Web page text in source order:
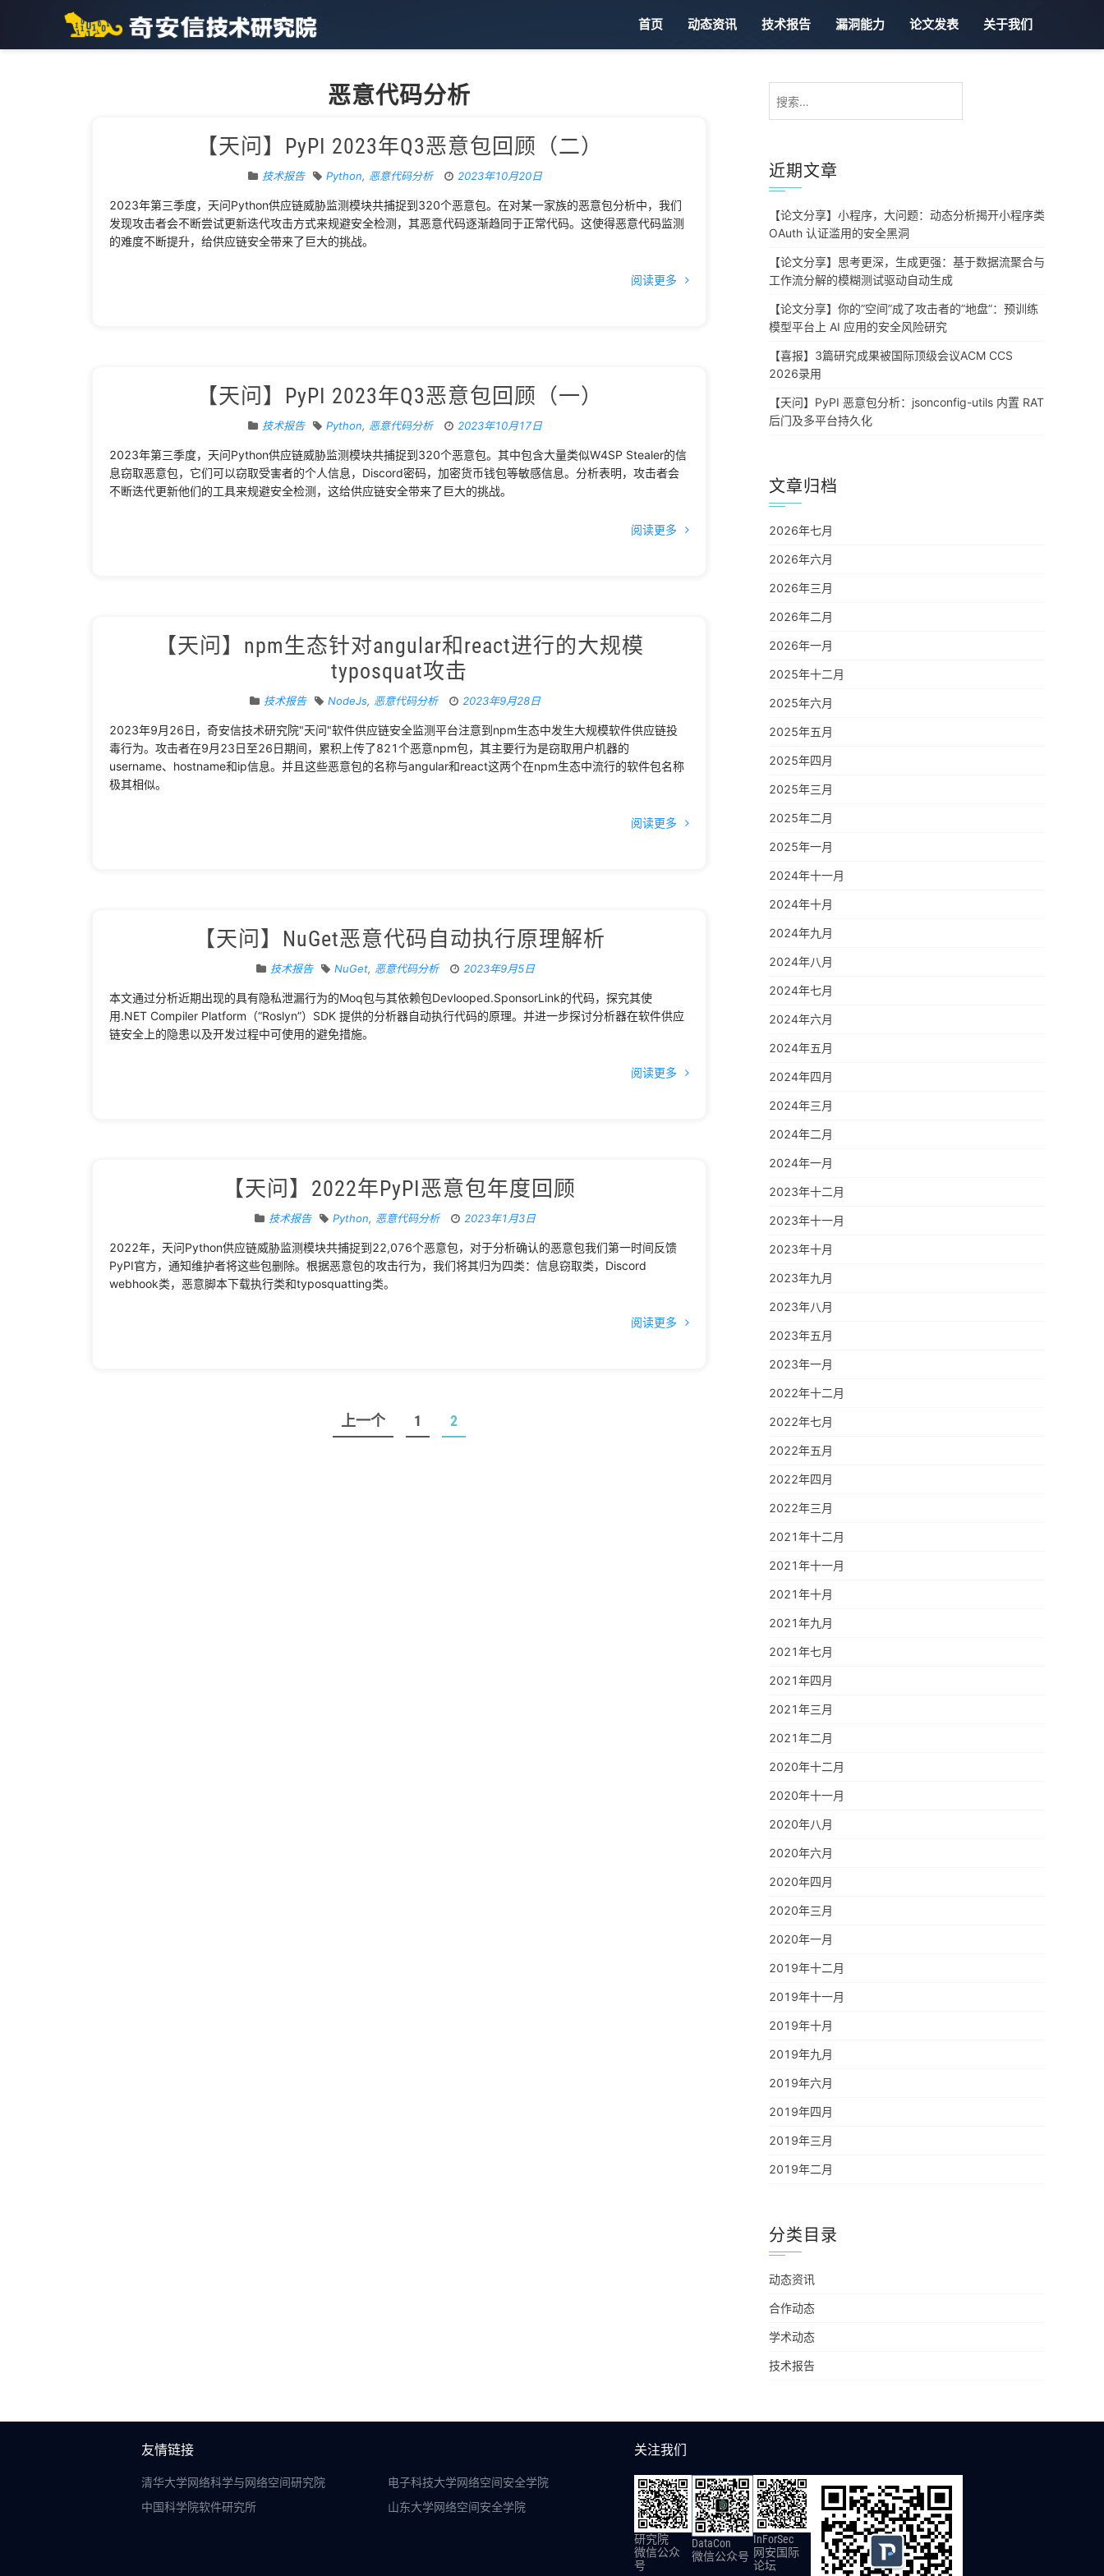
首页 动态资讯 技术报告 漏洞能力 论文发表 关于我们
恶意代码分析
【天问】PyPI 2023年Q3恶意包回顾（二）
技术报告 Python, 恶意代码分析 2023年10月20日
2023年第三季度，天问Python供应链威胁监测模块共捕捉到320个恶意包。在对某一家族的恶意包分析中，我们
发现攻击者会不断尝试更新迭代攻击方式来规避安全检测，其恶意代码逐渐趋同于正常代码。这使得恶意代码监测
的难度不断提升，给供应链安全带来了巨大的挑战。
阅读更多
【天问】PyPI 2023年Q3恶意包回顾（一）
技术报告 Python, 恶意代码分析 2023年10月17日
2023年第三季度，天问Python供应链威胁监测模块共捕捉到320个恶意包。其中包含大量类似W4SP Stealer的信
息窃取恶意包，它们可以窃取受害者的个人信息，Discord密码，加密货币钱包等敏感信息。分析表明，攻击者会
不断迭代更新他们的工具来规避安全检测，这给供应链安全带来了巨大的挑战。
阅读更多
【天问】npm生态针对angular和react进行的大规模
typosquat攻击
技术报告 NodeJs, 恶意代码分析 2023年9月28日
2023年9月26日，奇安信技术研究院"天问"软件供应链安全监测平台注意到npm生态中发生大规模软件供应链投
毒行为。攻击者在9月23日至26日期间，累积上传了821个恶意npm包，其主要行为是窃取用户机器的
username、hostname和ip信息。并且这些恶意包的名称与angular和react这两个在npm生态中流行的软件包名称
极其相似。
阅读更多
【天问】NuGet恶意代码自动执行原理解析
技术报告 NuGet, 恶意代码分析 2023年9月5日
本文通过分析近期出现的具有隐私泄漏行为的Moq包与其依赖包Devlooped.SponsorLink的代码，探究其使
用.NET Compiler Platform（“Roslyn”）SDK 提供的分析器自动执行代码的原理。并进一步探讨分析器在软件供应
链安全上的隐患以及开发过程中可使用的避免措施。
阅读更多
【天问】2022年PyPI恶意包年度回顾
技术报告 Python, 恶意代码分析 2023年1月3日
2022年，天问Python供应链威胁监测模块共捕捉到22,076个恶意包，对于分析确认的恶意包我们第一时间反馈
PyPI官方，通知维护者将这些包删除。根据恶意包的攻击行为，我们将其归为四类：信息窃取类，Discord
webhook类，恶意脚本下载执行类和typosquatting类。
阅读更多
上一个 1 2
索：
近期文章
【论文分享】小程序，大问题：动态分析揭开小程序类
OAuth 认证滥用的安全黑洞
【论文分享】思考更深，生成更强：基于数据流聚合与
工作流分解的模糊测试驱动自动生成
【论文分享】你的”空间”成了攻击者的”地盘”：预训练
模型平台上 AI 应用的安全风险研究
【喜报】3篇研究成果被国际顶级会议ACM CCS
2026录用
【天问】PyPI 恶意包分析：jsonconfig-utils 内置 RAT
后门及多平台持久化
文章归档
2026年七月
2026年六月
2026年三月
2026年二月
2026年一月
2025年十二月
2025年六月
2025年五月
2025年四月
2025年三月
2025年二月
2025年一月
2024年十一月
2024年十月
2024年九月
2024年八月
2024年七月
2024年六月
2024年五月
2024年四月
2024年三月
2024年二月
2024年一月
2023年十二月
2023年十一月
2023年十月
2023年九月
2023年八月
2023年五月
2023年一月
2022年十二月
2022年七月
2022年五月
2022年四月
2022年三月
2021年十二月
2021年十一月
2021年十月
2021年九月
2021年七月
2021年四月
2021年三月
2021年二月
2020年十二月
2020年十一月
2020年八月
2020年六月
2020年四月
2020年三月
2020年一月
2019年十二月
2019年十一月
2019年十月
2019年九月
2019年六月
2019年四月
2019年三月
2019年二月
分类目录
动态资讯
合作动态
学术动态
技术报告
友情链接
清华大学网络科学与网络空间研究院
电子科技大学网络空间安全学院
中国科学院软件研究所
山东大学网络空间安全学院
关注我们
研究院
微信公众
号
DataCon
微信公众号
InForSec
网安国际
论坛